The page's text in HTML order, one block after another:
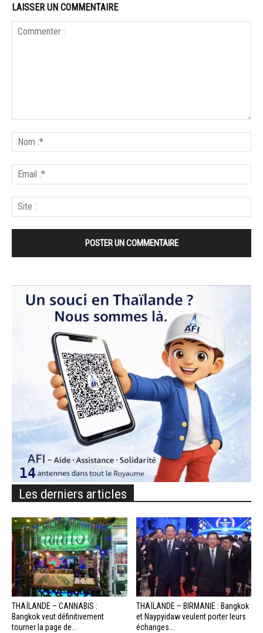
LAISSER UN COMMENTAIRE
Les derniers articles
THAÏLANDE – CANNABIS :
Bangkok veut définitivement
tourner la page de...
THAÏLANDE – BIRMANIE : Bangkok
et Naypyidaw veulent porter leurs
échanges...